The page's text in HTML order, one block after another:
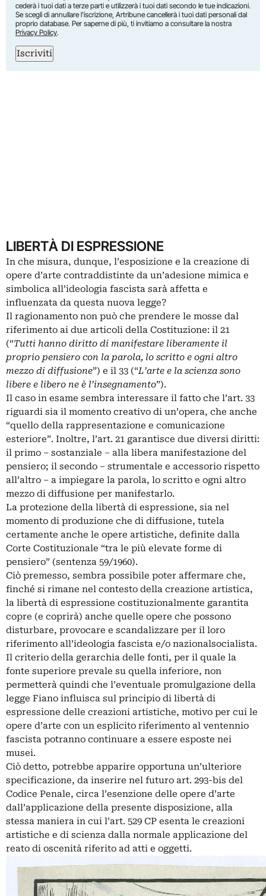
cederà i tuoi dati a terze parti e utilizzerà i tuoi dati secondo le tue indicazioni.
Se scegli di annullare l’iscrizione, Artribune cancellerà i tuoi dati personali dal
proprio database. Per saperne di più, ti invitiamo a consultare la nostra
Privacy Policy.
Iscriviti
LIBERTÀ DI ESPRESSIONE
In che misura, dunque, l’esposizione e la creazione di
opere d’arte contraddistinte da un’adesione mimica e
simbolica all’ideologia fascista sarà affetta e
influenzata da questa nuova legge?
Il ragionamento non può che prendere le mosse dal
riferimento ai due articoli della Costituzione: il 21
(“Tutti hanno diritto di manifestare liberamente il
proprio pensiero con la parola, lo scritto e ogni altro
mezzo di diffusione”) e il 33 (“L’arte e la scienza sono
libere e libero ne è l’insegnamento”).
Il caso in esame sembra interessare il fatto che l’art. 33
riguardi sia il momento creativo di un’opera, che anche
“quello della rappresentazione e comunicazione
esteriore”. Inoltre, l’art. 21 garantisce due diversi diritti:
il primo ‒ sostanziale ‒ alla libera manifestazione del
pensiero; il secondo ‒ strumentale e accessorio rispetto
all’altro ‒ a impiegare la parola, lo scritto e ogni altro
mezzo di diffusione per manifestarlo.
La protezione della libertà di espressione, sia nel
momento di produzione che di diffusione, tutela
certamente anche le opere artistiche, definite dalla
Corte Costituzionale “tra le più elevate forme di
pensiero” (sentenza 59/1960).
Ciò premesso, sembra possibile poter affermare che,
finché si rimane nel contesto della creazione artistica,
la libertà di espressione costituzionalmente garantita
copre (e coprirà) anche quelle opere che possono
disturbare, provocare e scandalizzare per il loro
riferimento all’ideologia fascista e/o nazionalsocialista.
Il criterio della gerarchia delle fonti, per il quale la
fonte superiore prevale su quella inferiore, non
permetterà quindi che l’eventuale promulgazione della
legge Fiano influisca sul principio di libertà di
espressione delle creazioni artistiche, motivo per cui le
opere d’arte con un esplicito riferimento al ventennio
fascista potranno continuare a essere esposte nei
musei.
Ciò detto, potrebbe apparire opportuna un’ulteriore
specificazione, da inserire nel futuro art. 293-bis del
Codice Penale, circa l’esenzione delle opere d’arte
dall’applicazione della presente disposizione, alla
stessa maniera in cui l’art. 529 CP esenta le creazioni
artistiche e di scienza dalla normale applicazione del
reato di oscenità riferito ad atti e oggetti.